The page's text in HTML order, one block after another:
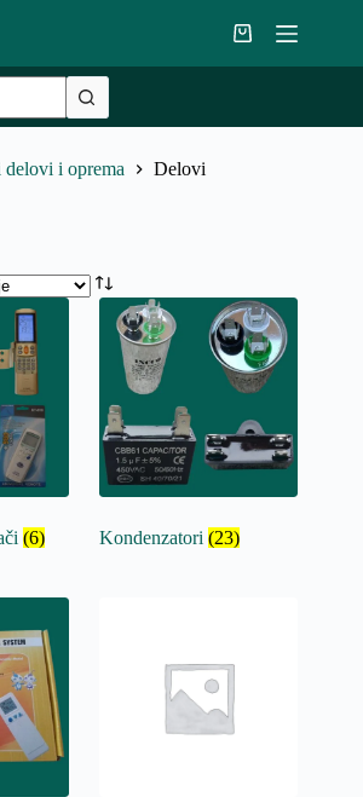
Shopping
cart
i oprema Delovi
(6) Kondenzatori (23)